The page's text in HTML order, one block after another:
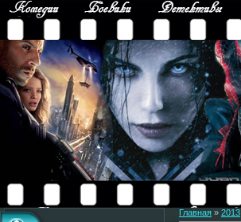
Главная » 2013